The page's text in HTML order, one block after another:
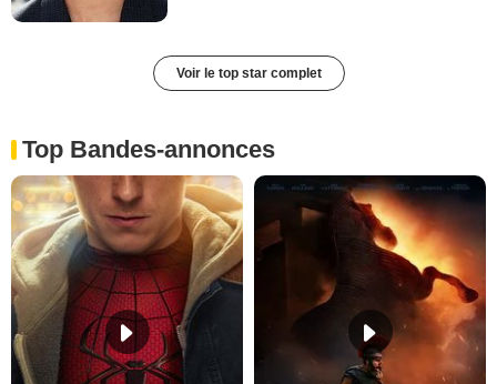
Voir le top star complet
Top Bandes-annonces